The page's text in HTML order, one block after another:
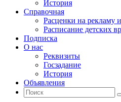
История
Справочная
Расценки на рекламу
Расписание детских
Подписка
О нас
Реквизиты
Госзадание
История
Объявления
Поиск
Искать: